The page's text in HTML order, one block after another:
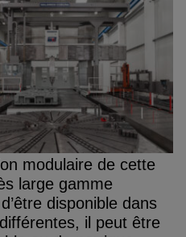
modulaire de cette
large gamme
disponible dans
il peut être